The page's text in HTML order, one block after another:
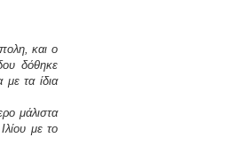
και ο
δόθηκε
τα ίδια
μάλιστα
με το